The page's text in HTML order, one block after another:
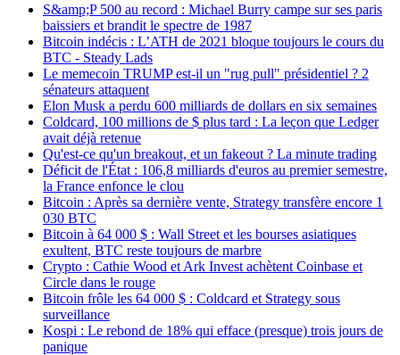
S&amp;P 500 au record : Michael Burry campe sur ses paris
baissiers et brandit le spectre de 1987
Bitcoin indécis : L’ATH de 2021 bloque toujours le cours du
BTC - Steady Lads
Le memecoin TRUMP est-il un "rug pull" présidentiel ? 2
sénateurs attaquent
Elon Musk a perdu 600 milliards de dollars en six semaines
Coldcard, 100 millions de $ plus tard : La leçon que Ledger
avait déjà retenue
Qu'est-ce qu'un breakout, et un fakeout ? La minute trading
Déficit de l'État : 106,8 milliards d'euros au premier semestre,
la France enfonce le clou
Bitcoin : Après sa dernière vente, Strategy transfère encore 1
030 BTC
Bitcoin à 64 000 $ : Wall Street et les bourses asiatiques
exultent, BTC reste toujours de marbre
Crypto : Cathie Wood et Ark Invest achètent Coinbase et
Circle dans le rouge
Bitcoin frôle les 64 000 $ : Coldcard et Strategy sous
surveillance
Kospi : Le rebond de 18% qui efface (presque) trois jours de
panique